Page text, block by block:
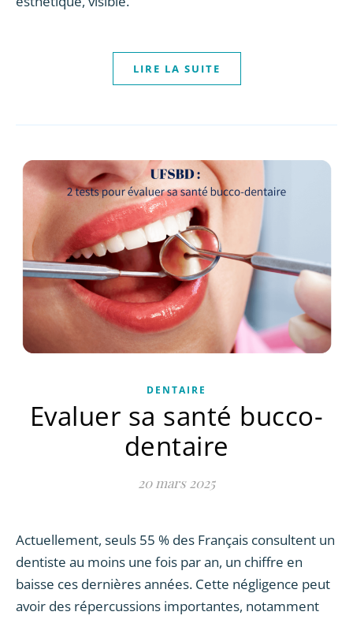
LIRE LA SUITE
DENTAIRE
Evaluer sa santé bucco-
dentaire
20 mars 2025
Actuellement, seuls 55 % des Français consultent un
dentiste au moins une fois par an, un chiffre en
baisse ces dernières années. Cette négligence peut
avoir des répercussions importantes, notamment